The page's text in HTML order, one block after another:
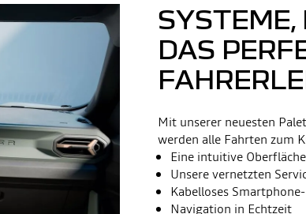
SYSTEME,
DAS
Mit unserer neuesten
werden alle Fahrten zum
Eine intuitive Oberfläche
Unsere vernetzten
Kabelloses
Navigation in Echtzeit